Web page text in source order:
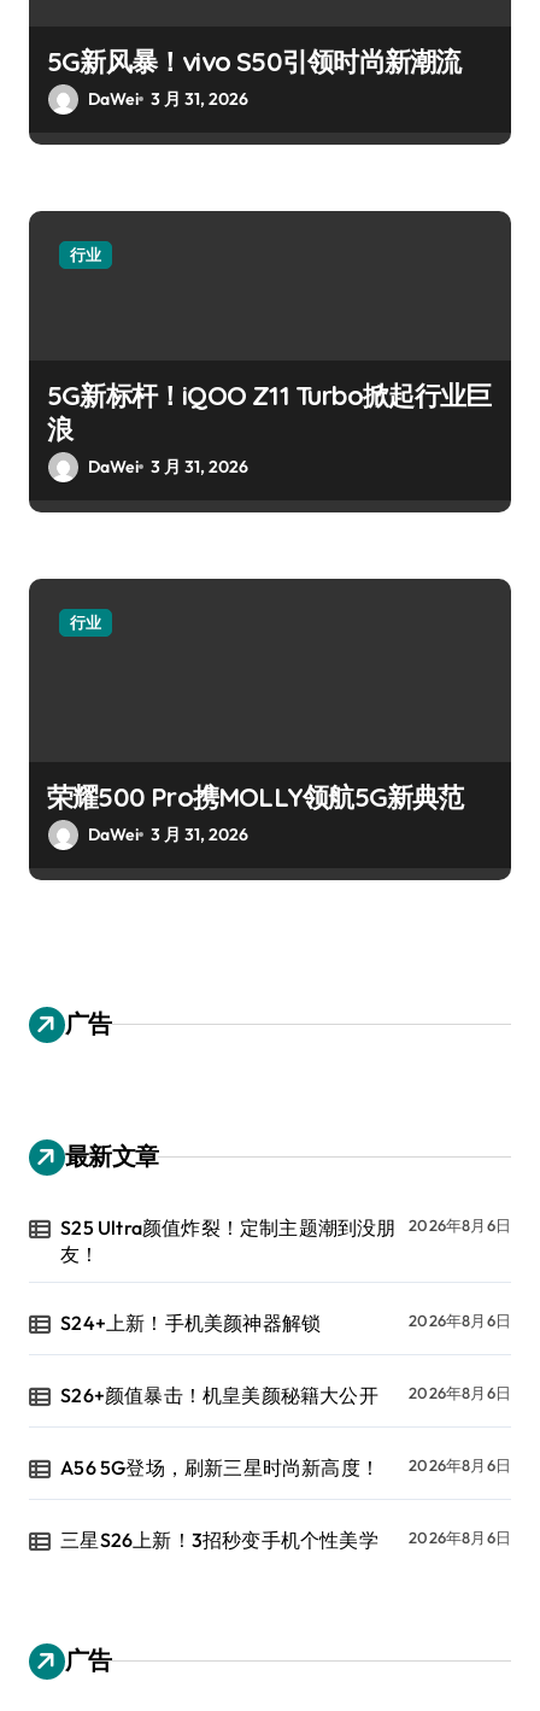
5G新风暴！vivo S50引领时尚新潮流
DaWei 3 月 31, 2026
行业
5G新标杆！iQOO Z11 Turbo掀起行业巨
浪
DaWei 3 月 31, 2026
行业
荣耀500 Pro携MOLLY领航5G新典范
DaWei 3 月 31, 2026
广告
最新文章
S25 Ultra颜值炸裂！定制主题潮到没朋
友！
2026年8月6日
S24+上新！手机美颜神器解锁 2026年8月6日
S26+颜值暴击！机皇美颜秘籍大公开 2026年8月6日
A56 5G登场，刷新三星时尚新高度！ 2026年8月6日
三星S26上新！3招秒变手机个性美学 2026年8月6日
广告